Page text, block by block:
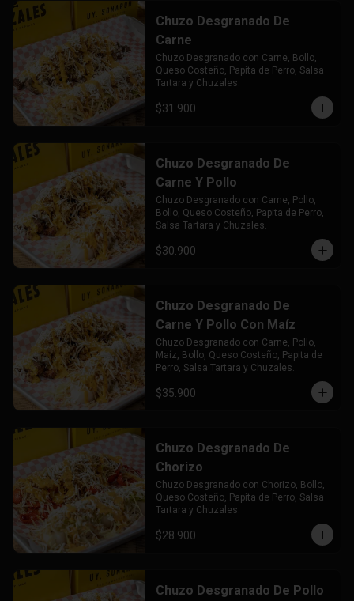
Chuzo Desgranado De
Carne
Chuzo Desgranado con Carne, Bollo,
Queso Costeño, Papita de Perro, Salsa
Tartara y Chuzales.
$31.900
Chuzo Desgranado De
Carne Y Pollo
Chuzo Desgranado con Carne, Pollo,
Bollo, Queso Costeño, Papita de Perro,
Salsa Tartara y Chuzales.
$30.900
Chuzo Desgranado De
Carne Y Pollo Con Maíz
Chuzo Desgranado con Carne, Pollo,
Maíz, Bollo, Queso Costeño, Papita de
Perro, Salsa Tartara y Chuzales.
$35.900
Chuzo Desgranado De
Chorizo
Chuzo Desgranado con Chorizo, Bollo,
Queso Costeño, Papita de Perro, Salsa
Tartara y Chuzales.
$28.900
Chuzo Desgranado De Pollo